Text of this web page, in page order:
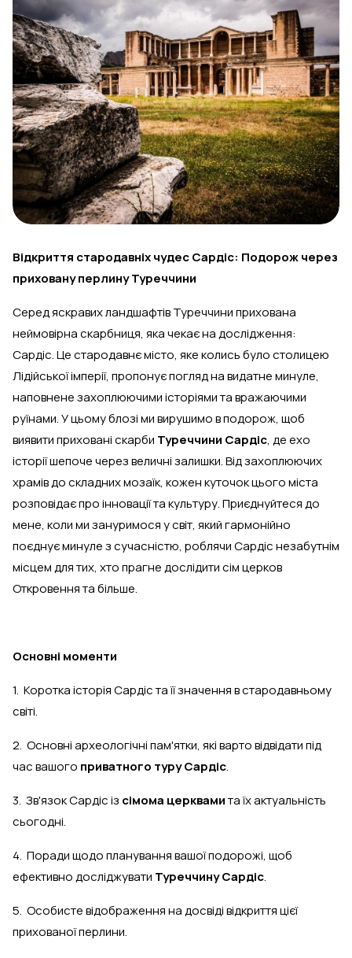
Відкриття стародавніх чудес Сардіс: Подорож через
приховану перлину Туреччини
Серед яскравих ландшафтів Туреччини прихована
неймовірна скарбниця, яка чекає на дослідження:
Сардіс. Це стародавнє місто, яке колись було столицею
Лідійської імперії, пропонує погляд на видатне минуле,
наповнене захоплюючими історіями та вражаючими
руїнами. У цьому блозі ми вирушимо в подорож, щоб
виявити приховані скарби Туреччини Сардіс, де ехо
історії шепоче через величні залишки. Від захоплюючих
храмів до складних мозаїк, кожен куточок цього міста
розповідає про інновації та культуру. Приєднуйтеся до
мене, коли ми зануримося у світ, який гармонійно
поєднує минуле з сучасністю, роблячи Сардіс незабутнім
місцем для тих, хто прагне дослідити сім церков
Откровення та більше.
Основні моменти
1. Коротка історія Сардіс та її значення в стародавньому
світі.
2. Основні археологічні пам'ятки, які варто відвідати під
час вашого приватного туру Сардіс.
3. Зв'язок Сардіс із сімома церквамита їх актуальність
сьогодні.
4. Поради щодо планування вашої подорожі, щоб
ефективно досліджувати Туреччину Сардіс.
5. Особисте відображення на досвіді відкриття цієї
прихованої перлини.